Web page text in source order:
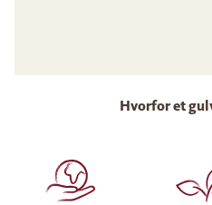
Hvorfor et